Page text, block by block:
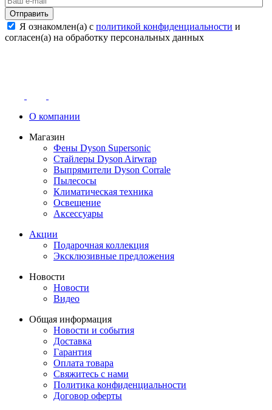
Отправить
Я ознакомлен(а) с политикой конфиденциальности и
согласен(а) на обработку персональных данных
О компании
Магазин
Фены Dyson Supersonic
Стайлеры Dyson Airwrap
Выпрямители Dyson Corrale
Пылесосы
Климатическая техника
Освещение
Аксессуары
Акции
Подарочная коллекция
Эксклюзивные предложения
Новости
Новости
Видео
Общая информация
Новости и события
Доставка
Гарантия
Оплата товара
Свяжитесь с нами
Политика конфиденциальности
Договор оферты